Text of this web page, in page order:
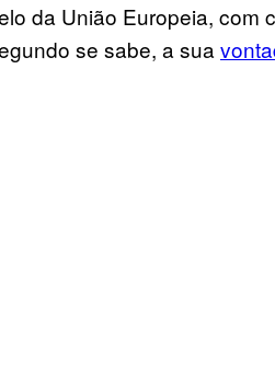
da União Europeia, com
se sabe, a sua